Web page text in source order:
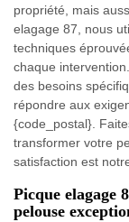
propriété, mais
elagage 87, nous
techniques
chaque
des besoins
répondre aux
{code_postal}.
transformer votre
satisfaction est
Picque elagage
pelouse